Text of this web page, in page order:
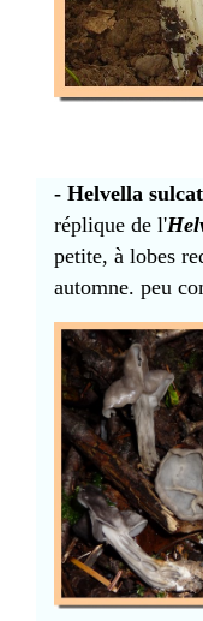
- Helvella
réplique de l'
petite, à lobes
automne. peu